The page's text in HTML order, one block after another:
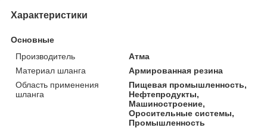
Характеристики
Основные
Производитель
Атма
Материал шланга
Армированная резина
Область применения
шланга
Пищевая промышленность,
Нефтепродукты,
Машиностроение,
Оросительные системы,
Промышленность